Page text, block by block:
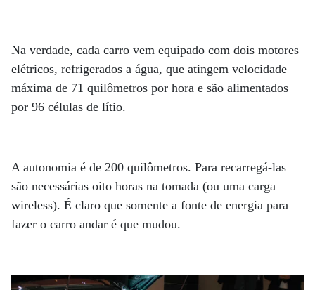
Na verdade, cada carro vem equipado com dois motores
elétricos, refrigerados a água, que atingem velocidade
máxima de 71 quilômetros por hora e são alimentados
por 96 células de lítio.
A autonomia é de 200 quilômetros. Para recarregá-las
são necessárias oito horas na tomada (ou uma carga
wireless). É claro que somente a fonte de energia para
fazer o carro andar é que mudou.